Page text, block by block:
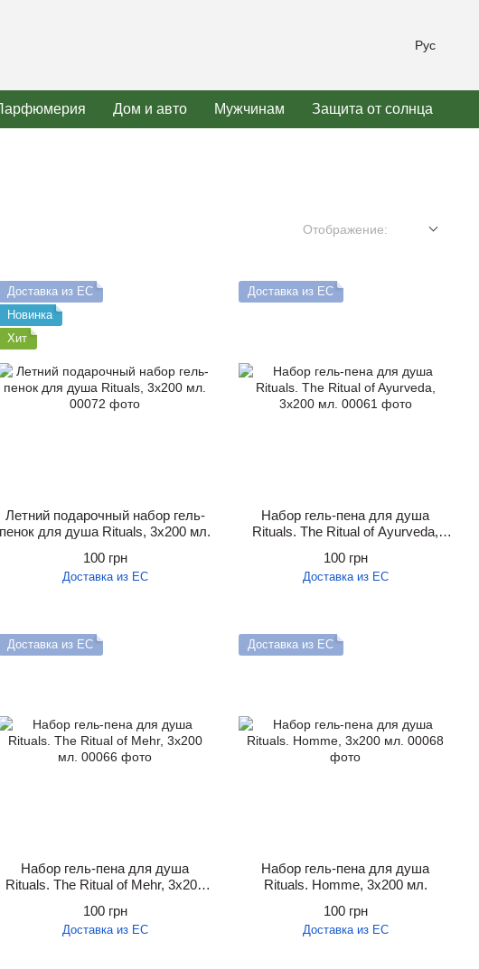
Рус
Дом и авто Мужчинам Защита от солнца
Отображение:
Доставка из ЕС
Новинка
Хит
Летний подарочный набор гель-
пенок для душа Rituals, 3х200 мл.
100 грн
Доставка из ЕС
Доставка из ЕС
Набор гель-пена для душа
Rituals. The Ritual of Ayurveda,
100 грн
Доставка из ЕС
Доставка из ЕС
Набор гель-пена для душа
Rituals. The Ritual of Mehr, 3х200
100 грн
Доставка из ЕС
Доставка из ЕС
Набор гель-пена для душа
Rituals. Homme, 3х200 мл.
100 грн
Доставка из ЕС